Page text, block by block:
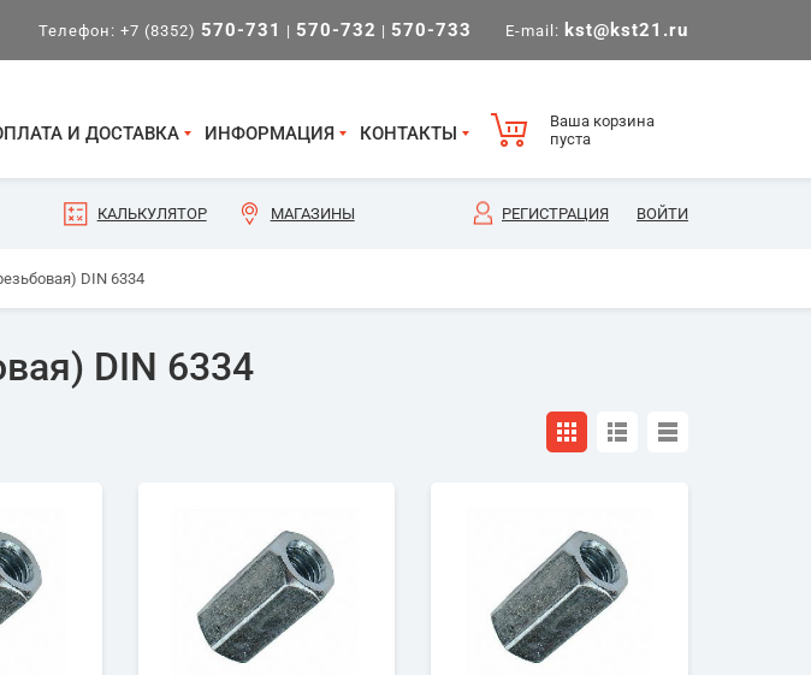
Телефон: +7 (8352) 570-731 | 570-732 | 570-733 E-mail: kst@kst21.ru
И ДОСТАВКА ИНФОРМАЦИЯ КОНТАКТЫ
Ваша корзина
пуста
КАЛЬКУЛЯТОР МАГАЗИНЫ РЕГИСТРАЦИЯ ВОЙТИ
DIN 6334
DIN 6334